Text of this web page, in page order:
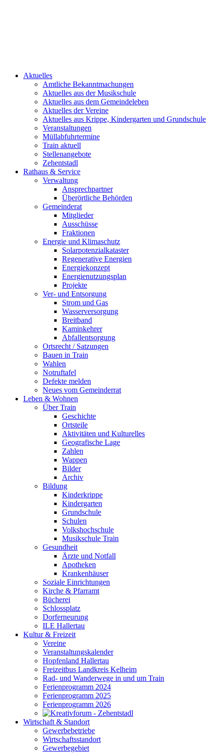
Aktuelles
Amtliche Bekanntmachungen
Aktuelles aus der Musikschule
Aktuelles aus dem Gemeindeleben
Aktuelles der Vereine
Aktuelles aus Krippe, Kindergarten und Grundschule
Veranstaltungen
Müllabfuhrtermine
Train aktuell
Stellenangebote
Zehentstadl
Rathaus & Service
Verwaltung
Ansprechpartner
Überörtliche Behörden
Gemeinderat
Mitglieder
Ausschüsse
Fraktionen
Energie und Klimaschutz
Solarpotenzialkataster
Regenerative Energien
Energiekonzept
Energienutzungsplan
Projekte
Ver- und Entsorgung
Strom und Gas
Wasserversorgung
Breitband
Kaminkehrer
Abfallentsorgung
Ortsrecht / Satzungen
Bauen in Train
Wahlen
Notruftafel
Defekte melden
Neues vom Gemeinderrat
Leben & Wohnen
Über Train
Geschichte
Ortsteile
Aktivitäten und Kulturelles
Geografische Lage
Zahlen
Wappen
Bilder
Archiv
Bildung
Kinderkrippe
Kindergarten
Grundschule
Schulen
Volkshochschule
Musikschule Train
Gesundheit
Ärzte und Notfall
Apotheken
Krankenhäuser
Soziale Einrichtungen
Kirche & Pfarramt
Bücherei
Schlossplatz
Dorferneurung
ILE Hallertau
Kultur & Freizeit
Vereine
Veranstaltungskalender
Hopfenland Hallertau
Freizeitbus Landkreis Kelheim
Rad- und Wanderwege in und um Train
Ferienprogramm 2024
Ferienprogramm 2025
Ferienprogramm 2026
Wirtschaft & Standort
Gewerbebetriebe
Wirtschaftsstandort
Gewerbegebiet